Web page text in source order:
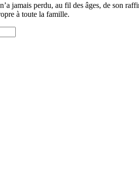
jamais perdu, au fil des âges, de son
à toute la famille.